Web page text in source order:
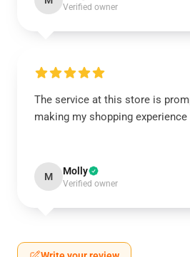
Verified owner
The service at this store is
making my shopping
M Molly
Verified owner